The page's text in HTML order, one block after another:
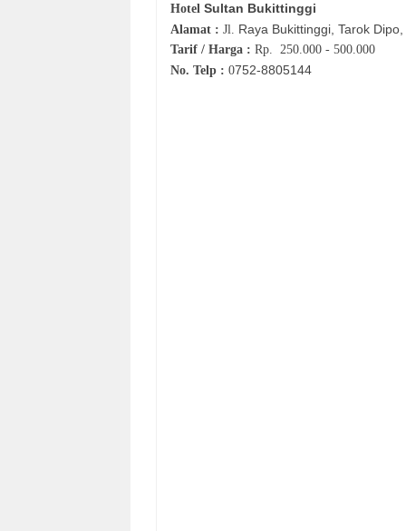
Hotel Sultan Bukittinggi
Alamat : Jl. Raya Bukittinggi, Tarok
Tarif / Harga : Rp. 250.000 - 500.000
No. Telp : 0752-8805144